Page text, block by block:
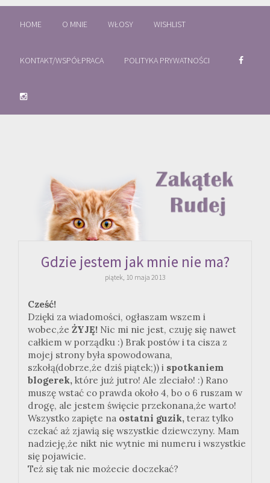
HOME O MNIE WŁOSY WISHLIST
KONTAKT/WSPÓŁPRACA POLITYKA PRYWATNOŚCI
Gdzie jestem jak mnie nie ma?
piątek, 10 maja 2013
Cześć!
Dzięki za wiadomości, ogłaszam wszem i
wobec,że ŻYJĘ! Nic mi nie jest, czuję się nawet
całkiem w porządku :) Brak postów i ta cisza z
mojej strony była spowodowana,
szkołą(dobrze,że dziś piątek;)) i spotkaniem
blogerek, które już jutro! Ale zleciało! :) Rano
muszę wstać co prawda około 4, bo o 6 ruszam w
drogę, ale jestem święcie przekonana,że warto!
Wszystko zapięte na ostatni guzik, teraz tylko
czekać aż zjawią się wszystkie dziewczyny. Mam
nadzieję,że nikt nie wytnie mi numeru i wszystkie
się pojawicie.
Też się tak nie możecie doczekać?